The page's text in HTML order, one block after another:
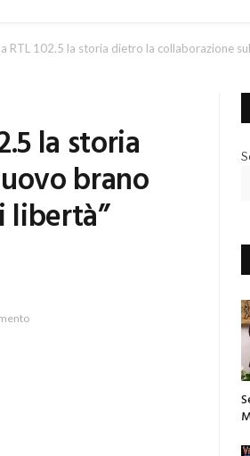
RTL 102.5 la storia dietro la collaborazione
la storia
brano
libertà”